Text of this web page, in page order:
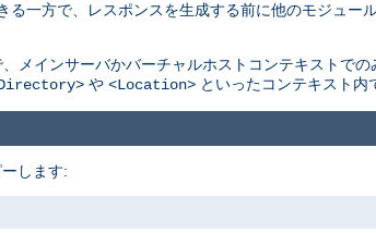
一方で、レスポンスを生成する前に他のモジュー
インサーバかバーチャルホストコンテキストでの
や <Location> といったコンテキスト内
します: